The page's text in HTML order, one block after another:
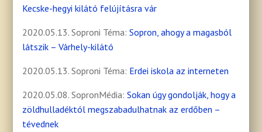
Kecske-hegyi kilátó felújításra vár
2020.05.13. Soproni Téma:Sopron, ahogy a magasból
látszik – Várhely-kilátó
2020.05.13. Soproni Téma: Erdei iskola az interneten
2020.05.08. SopronMédia:Sokan úgy gondolják, hogy a
zöldhulladéktól megszabadulhatnak az erdőben –
tévednek